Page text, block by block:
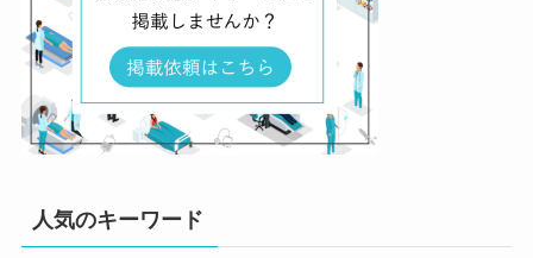
人気のキーワード